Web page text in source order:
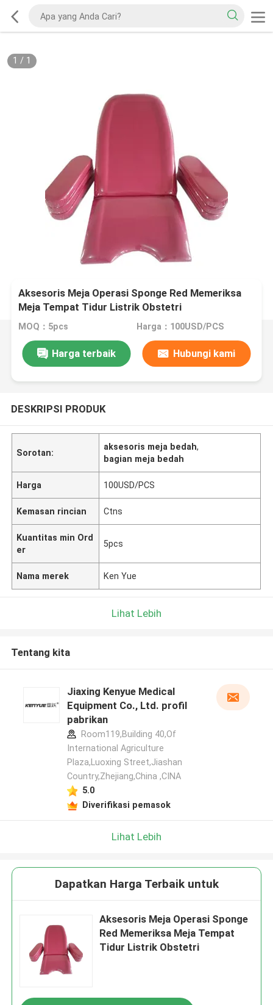
1 / 1
Aksesoris Meja Operasi Sponge Red Memeriksa
Meja Tempat Tidur Listrik Obstetri
MOQ：5pcs Harga：100USD/PCS
Harga terbaik Hubungi kami
DESKRIPSI PRODUK
Sorotan:
aksesoris meja bedah,
bagian meja bedah
Harga 100USD/PCS
Kemasan rincian Ctns
Kuantitas min Ord
er
5pcs
Nama merek Ken Yue
Lihat Lebih
Tentang kita
Jiaxing Kenyue Medical
Equipment Co., Ltd. profil
pabrikan
Room119,Building 40,Of
International Agriculture
Plaza,Luoxing Street,Jiashan
Country,Zhejiang,China ,CINA
5.0
Diverifikasi pemasok
Lihat Lebih
Dapatkan Harga Terbaik untuk
Aksesoris Meja Operasi Sponge
Red Memeriksa Meja Tempat
Tidur Listrik Obstetri